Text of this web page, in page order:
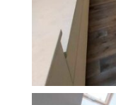
Galeria